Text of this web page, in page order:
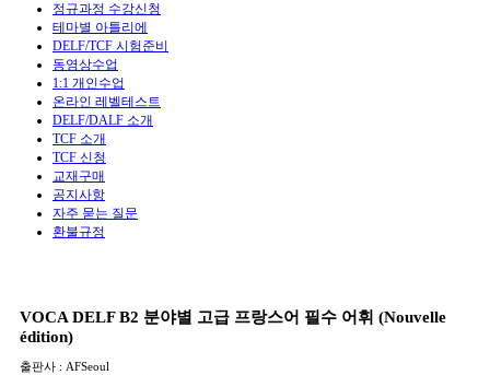
정규과정 수강신청
테마별 아틀리에
DELF/TCF 시험준비
동영상수업
1:1 개인수업
온라인 레벨테스트
DELF/DALF 소개
TCF 소개
TCF 신청
교재구매
공지사항
자주 묻는 질문
환불규정
VOCA DELF B2 분야별 고급 프랑스어 필수 어휘 (Nouvelle
édition)
출판사 : AFSeoul